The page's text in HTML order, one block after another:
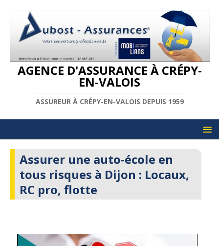
AGENCE D'ASSURANCE À CRÉPY-
EN-VALOIS
ASSUREUR À CRÉPY-EN-VALOIS DEPUIS 1959
Assurer une auto-école en
tous risques à Dijon : Locaux,
RC pro, flotte